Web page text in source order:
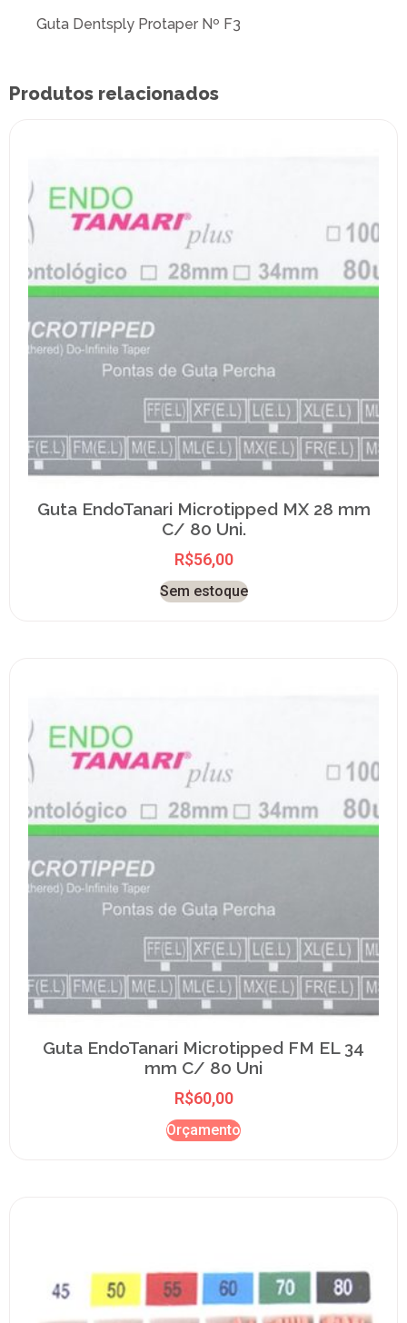
Guta Dentsply Protaper Nº F3
Produtos relacionados
Guta EndoTanari Microtipped MX 28 mm
C/ 80 Uni.
R$56,00
Sem estoque
Guta EndoTanari Microtipped FM EL 34
mm C/ 80 Uni
R$60,00
Orçamento